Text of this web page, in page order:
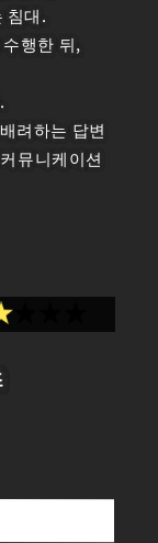
침대.
행한 뒤,
려하는 답변
뮤니케이션
력이 지나치
, 베드맨의
를 통해 현실
서, 의도적으
고 있다.)
녀를 과하